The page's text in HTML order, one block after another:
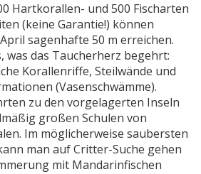
Hartkorallen- und 500 Fischarten
(keine Garantie!) können
sagenhafte 50 m erreichen.
was das Taucherherz begehrt:
Korallenriffe, Steilwände und
(Vasenschwämme).
zu den vorgelagerten Inseln
großen Schulen von
Im möglicherweise saubersten
man auf Critter-Suche gehen
mit Mandarinfischen